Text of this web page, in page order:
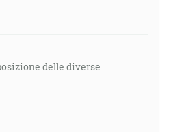
delle diverse